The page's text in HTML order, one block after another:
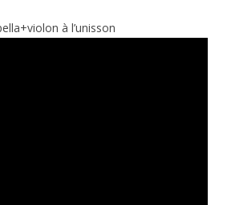
à l’unisson